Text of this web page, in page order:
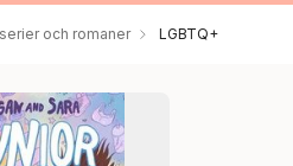
och romaner LGBTQ+